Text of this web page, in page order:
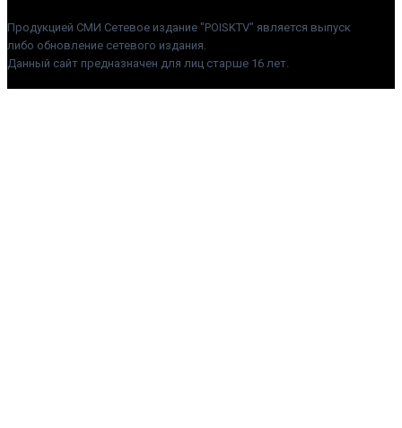
Продукцией СМИ Сетевое издание "POISKTV" является выпуск
либо обновление сетевого издания.
Данный сайт предназначен для лиц старше 16 лет.